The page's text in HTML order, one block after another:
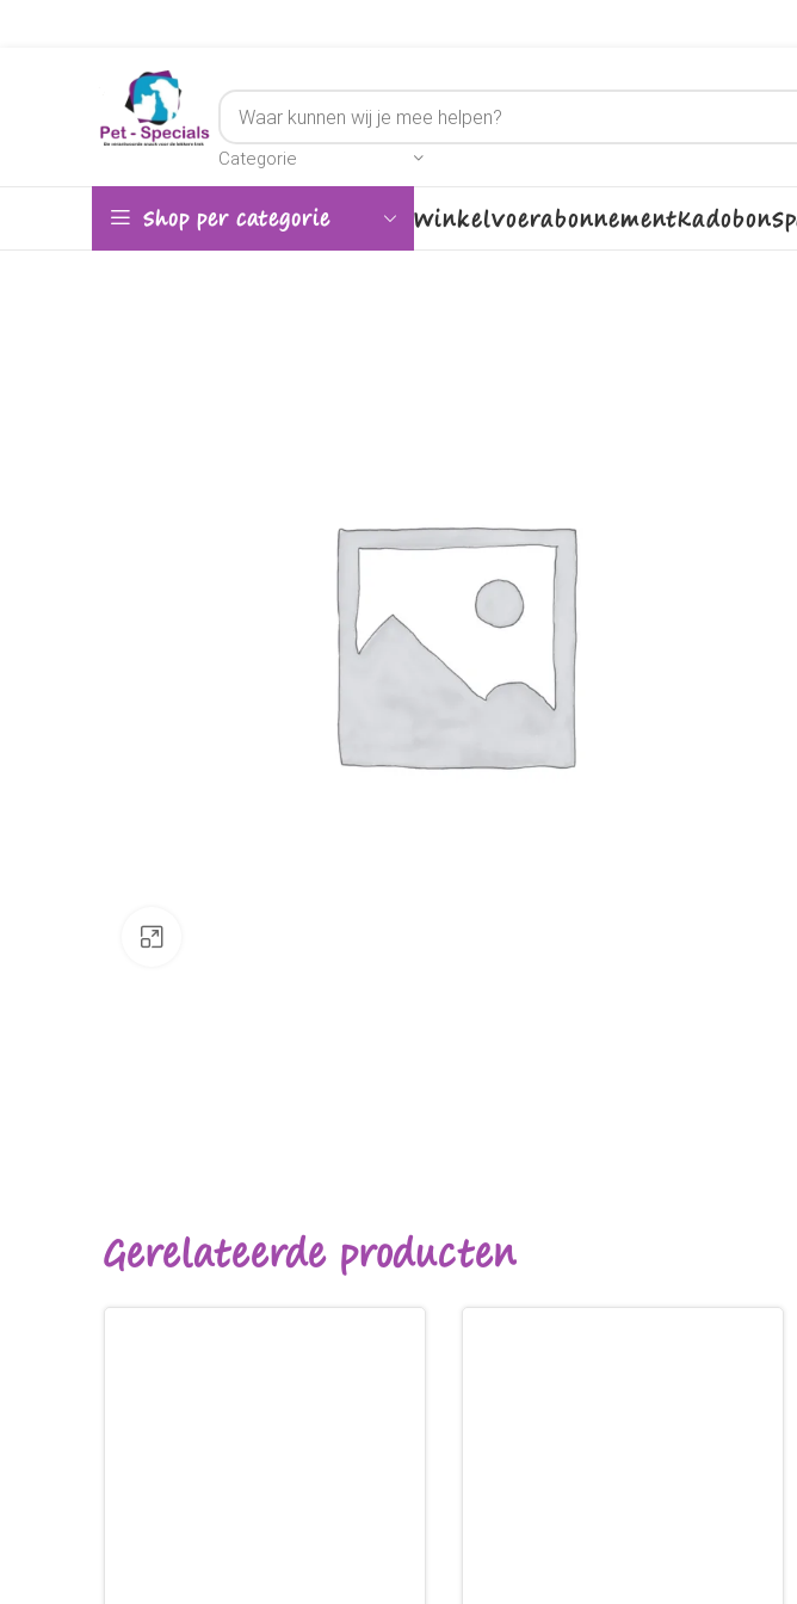
Categorie
Shop per categorie WinkelVoerabonnementKadobon
Gerelateerde producten